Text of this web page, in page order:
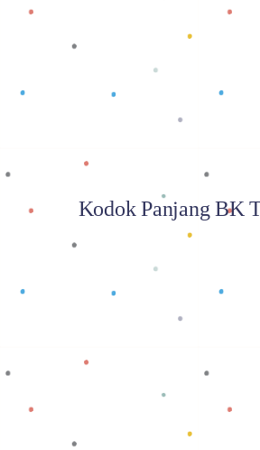
Baca
Kodok Panjang BK
Baca